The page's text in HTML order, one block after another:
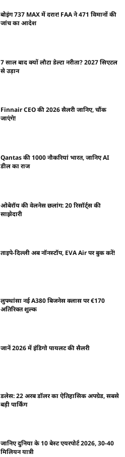
बोइंग 737 MAX में दरार! FAA ने 471 विमानों की
जांच का आदेश
7 साल बाद क्यों लौटा डेल्टा नरीता? 2027 सिएटल
से उड़ान
Finnair CEO की 2026 सैलरी जानिए, चौंक
जाएंगे!
Qantas की 1000 नौकरियां भारत, जानिए AI
डील का राज
ओबेरॉय की वेलनेस छलांग: 20 रिसॉर्ट्स की
साझेदारी
ताइपे-दिल्ली अब नॉनस्टॉप, EVA Air पर बुक करें!
लुफ्थांसा नई A380 बिजनेस क्लास पर €170
अतिरिक्त शुल्क
जानें 2026 में इंडिगो पायलट की सैलरी
डलेस: 22 अरब डॉलर का ऐतिहासिक अपग्रेड, सबसे
बड़ी पार्किंग
जानिए दुनिया के 10 बेस्ट एयरपोर्ट 2026, 30-40
मिलियन यात्री